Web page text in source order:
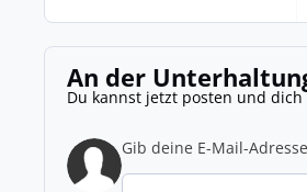
An der
Du kannst jetzt posten und